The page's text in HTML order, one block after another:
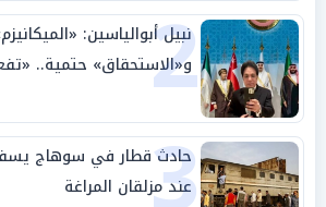
2
نبيل أبوالياسين:
و«الاستحقاق» حتمية..
الجامعة العربية
حادث قطار في سوهاج
عند مزلقان المراغة